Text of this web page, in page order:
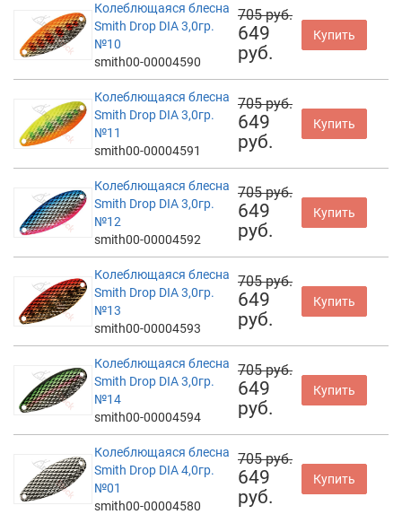
Колеблющаяся блесна
Smith Drop DIA 3,0гр.
№10
smith00-00004590
705 руб.
649
руб.
Купить
Колеблющаяся блесна
Smith Drop DIA 3,0гр.
№11
smith00-00004591
705 руб.
649
руб.
Купить
Колеблющаяся блесна
Smith Drop DIA 3,0гр.
№12
smith00-00004592
705 руб.
649
руб.
Купить
Колеблющаяся блесна
Smith Drop DIA 3,0гр.
№13
smith00-00004593
705 руб.
649
руб.
Купить
Колеблющаяся блесна
Smith Drop DIA 3,0гр.
№14
smith00-00004594
705 руб.
649
руб.
Купить
Колеблющаяся блесна
Smith Drop DIA 4,0гр.
№01
smith00-00004580
705 руб.
649
руб.
Купить